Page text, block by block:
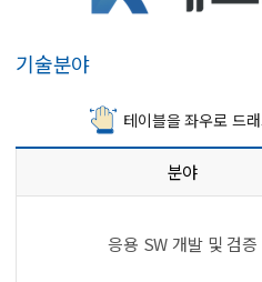
기술분야
테이블을 좌우로 드
분야
응용 SW 개발 및 검증